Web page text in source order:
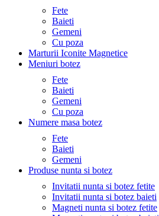
Fete
Baieti
Gemeni
Cu poza
Marturii Iconite Magnetice
Meniuri botez
Fete
Baieti
Gemeni
Cu poza
Numere masa botez
Fete
Baieti
Gemeni
Produse nunta si botez
Invitatii nunta si botez fetite
Invitatii nunta si botez baieti
Magneti nunta si botez fetite